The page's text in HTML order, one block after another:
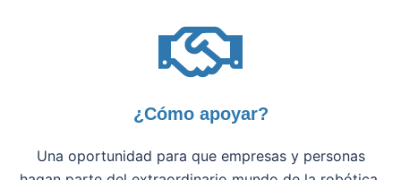
¿Cómo apoyar?
Una oportunidad para que empresas y personas